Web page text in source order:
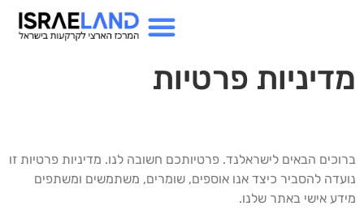
מדיניות פרטיות
ברוכים הבאים לישראלנד. פרטיותכם חשובה לנו. מדיניות פרטיות זו
נועדה להסביר כיצד אנו אוספים, שומרים, משתמשים ומשתפים
מידע אישי באתר שלנו.